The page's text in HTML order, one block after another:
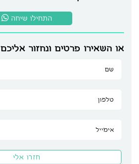
התחילו שיחה
או השאירו פרטים ונחזור אליכם